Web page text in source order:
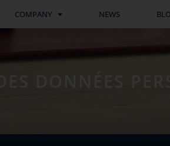
COMPANY NEWS
DONNÉES